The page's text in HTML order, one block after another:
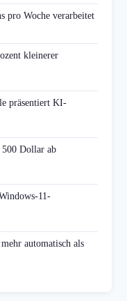
pro Woche verarbeitet
kleinerer
präsentiert KI-
Dollar ab
11-
automatisch als